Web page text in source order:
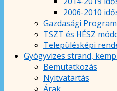
2006-2010
Gazdasági
TSZT és HÉSZ
Településképi
Gyógyvizes strand,
Bemutatkozás
Nyitvatartás
Árak